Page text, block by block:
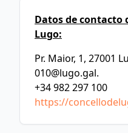
Datos de contacto
Lugo:
Pr. Maior, 1, 27001
010@lugo.gal.
+34 982 297 100
https://